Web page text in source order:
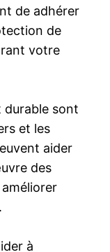
de adhérer
de
votre
durable sont
et les
aider
des
à